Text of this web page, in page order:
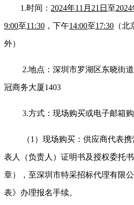
1.时间： 2024年11 月 21 日 至2024
9:00至11:30 ，下午14:00至17:30 （北
外）
2.地点：深圳市罗湖区东晓街
冠商务大厦1403
3.方式：现场购买或电子邮箱
（1 ）现场购买：供应商代表
表人（负责人）证明书及授权委托
章），至深圳市特采招标代理有限
表》办理报名手续。